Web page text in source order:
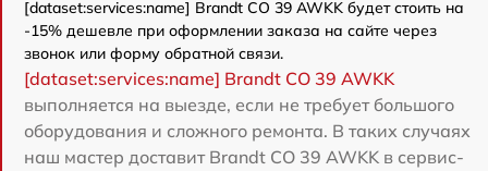
[dataset:services:name] Brandt CO 39 AWKK будет стоить на
-15% дешевле при оформлении заказа на сайте через
звонок или форму обратной связи.
[dataset:services:name] Brandt CO 39 AWKK
выполняется на выезде, если не требует большого
оборудования и сложного ремонта. В таких случаях
наш мастер доставит Brandt CO 39 AWKK в сервис-